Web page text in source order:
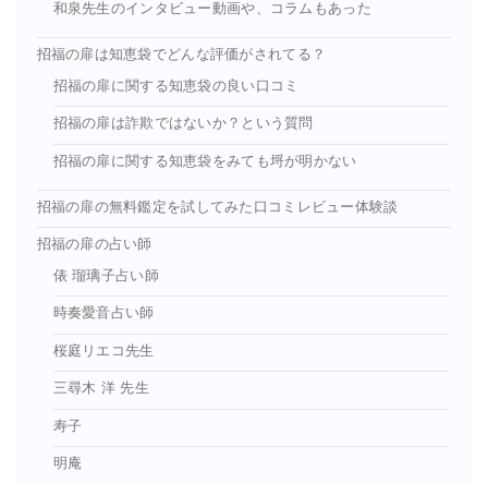
和泉先生のインタビュー動画や、コラムもあった
招福の扉は知恵袋でどんな評価がされてる？
招福の扉に関する知恵袋の良い口コミ
招福の扉は詐欺ではないか？という質問
招福の扉に関する知恵袋をみても埒が明かない
招福の扉の無料鑑定を試してみた口コミレビュー体験談
招福の扉の占い師
俵 瑠璃子占い師
時奏愛音占い師
桜庭リエコ先生
三尋木 洋 先生
寿子
明庵